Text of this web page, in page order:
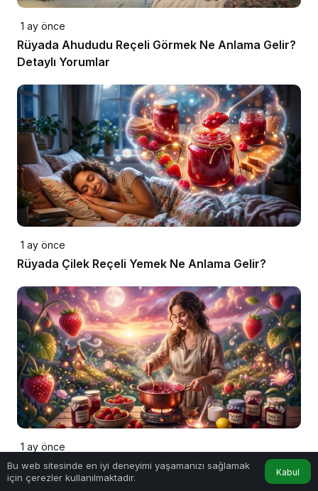
1 ay önce
Rüyada Ahududu Reçeli Görmek Ne Anlama Gelir?
Detaylı Yorumlar
1 ay önce
Rüyada Çilek Reçeli Yemek Ne Anlama Gelir?
1 ay önce
Rüyada Çilek Reçeli Yapmak Ne Anlama Gelir?
Detaylı Yorumlar
Bu web sitesinde en iyi deneyimi yaşamanızı sağlamak
için çerezler kullanılmaktadır.
Kabul
Anasayfa Hesabım